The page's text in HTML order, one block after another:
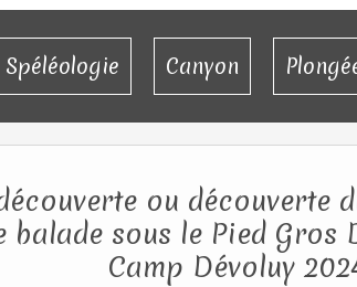
Spéléologie Canyon
ou découverte
balade sous le Pied Gros
Camp Dévoluy